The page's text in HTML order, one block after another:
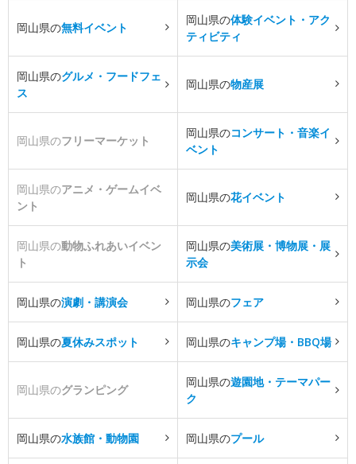
岡山県の無料イベント
岡山県の体験イベント・アク
ティビティ
岡山県のグルメ・フードフェ
ス
岡山県の物産展
岡山県のフリーマーケット
岡山県のコンサート・音楽イ
ベント
岡山県のアニメ・ゲームイベ
ント
岡山県の花イベント
岡山県の動物ふれあいイベン
ト
岡山県の美術展・博物展・展
示会
岡山県の演劇・講演会 岡山県のフェア
岡山県の夏休みスポット 岡山県のキャンプ場・BBQ場
岡山県のグランピング
岡山県の遊園地・テーマパー
ク
岡山県の水族館・動物園 岡山県のプール